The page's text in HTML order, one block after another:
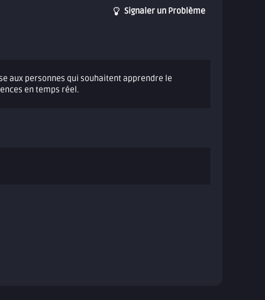
Signaler un Problème
aux personnes qui souhaitent apprendre le
en temps réel.